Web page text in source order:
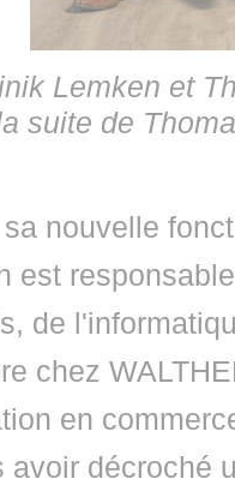
Lemken et
suite de
nouvelle
est
de
chez
en
avoir décroché